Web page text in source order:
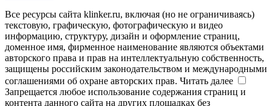
Все ресурсы сайта klinker.ru, включая (но не ограничиваясь)
текстовую, графическую, фотографическую и видео
информацию, структуру, дизайн и оформление страниц,
доменное имя, фирменное наименование являются объектами
авторского права и прав на интеллектуальную собственность,
защищены российским законодательством и международными
соглашениями об охране авторских прав. Читать далее
Запрещается любое использование содержания страниц и
контента данного сайта на других площадках без